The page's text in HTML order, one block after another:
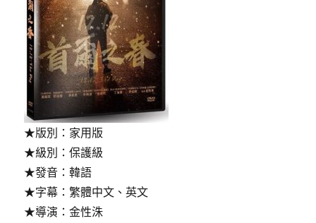
★版別：家用版
★級別：保護級
★發音：韓語
★字幕：繁體中文、英文
★導演：金性洙